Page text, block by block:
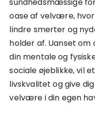
oase af velvære,
lindre smerter og
holder af. Uanset
din mentale og
sociale øjeblikke, vil
livskvalitet og give
velvære i din egen